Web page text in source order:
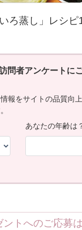
ろ蒸し」レシピ
ントへのご応募